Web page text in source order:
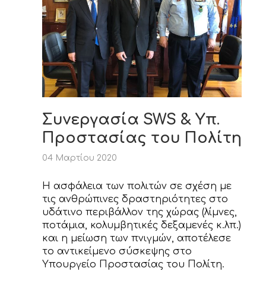
Συνεργασία SWS & Yπ.
Προστασίας του Πολίτη
04 Μαρτίου 2020
Η ασφάλεια των πολιτών σε σχέση με
τις ανθρώπινες δραστηριότητες στο
υδάτινο περιβάλλον της χώρας (λίμνες,
ποτάμια, κολυμβητικές δεξαμενές κ.λπ.)
και η μείωση των πνιγμών, αποτέλεσε
το αντικείμενο σύσκεψης στο
Υπουργείο Προστασίας του Πολίτη.